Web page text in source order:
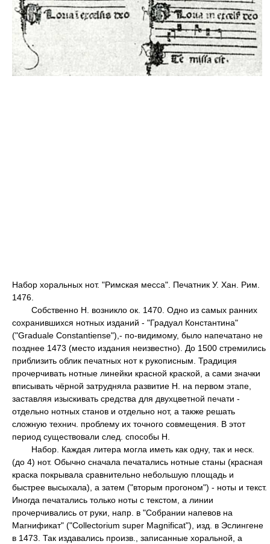
Набор хоральных нот. "Римская месса". Печатник У. Хан. Рим.
1476.
Собственно Н. возникло ок. 1470. Одно из самых ранних
сохранившихся нотных изданий - "Градуал Константина"
("Graduale Constantiense"),- по-видимому, было напечатано не
позднее 1473 (место издания неизвестно). До 1500 стремились
приблизить облик печатных нот к рукописным. Традиция
прочерчивать нотные линейки красной краской, а сами значки
вписывать чёрной затрудняла развитие Н. на первом этапе,
заставляя изыскивать средства для двухцветной печати -
отдельно нотных станов и отдельно нот, а также решать
сложную технич. проблему их точного совмещения. В этот
период существовали след. способы Н.
Набор. Каждая литера могла иметь как одну, так и неск.
(до 4) нот. Обычно сначала печатались нотные станы (красная
краска покрывала сравнительно небольшую площадь и
быстрее высыхала), а затем ("вторым прогоном") - ноты и текст.
Иногда печатались только ноты с текстом, а линии
прочерчивались от руки, напр. в "Собрании напевов на
Магнификат" ("Collectorium super Magnificat"), изд. в Эслингене
в 1473. Так издавались произв., записанные хоральной, а